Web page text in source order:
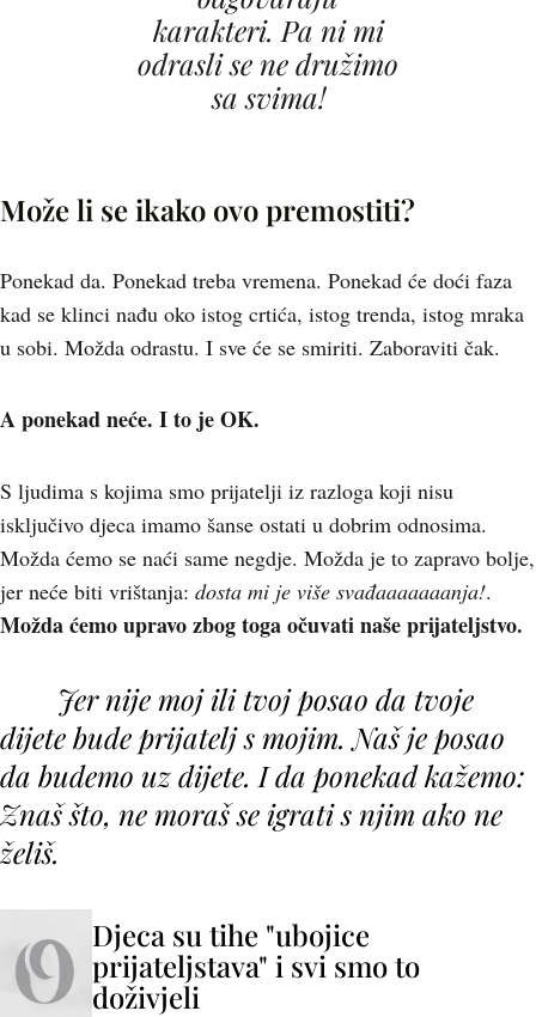
karakteri. Pa ni mi
odrasli se ne družimo
sa svima!
Može li se ikako ovo premostiti?
Ponekad da. Ponekad treba vremena. Ponekad će doći faza
kad se klinci nađu oko istog crtića, istog trenda, istog mraka
u sobi. Možda odrastu. I sve će se smiriti. Zaboraviti čak.
A ponekad neće. I to je OK.
S ljudima s kojima smo prijatelji iz razloga koji nisu
isključivo djeca imamo šanse ostati u dobrim odnosima.
Možda ćemo se naći same negdje. Možda je to zapravo bolje,
jer neće biti vrištanja: dosta mi je više svađaaaaaaanja!.
Možda ćemo upravo zbog toga očuvati naše prijateljstvo.
Jer nije moj ili tvoj posao da tvoje
dijete bude prijatelj s mojim. Naš je posao
da budemo uz dijete. I da ponekad kažemo:
Znaš što, ne moraš se igrati s njim ako ne
želiš.
Djeca su tihe "ubojice
prijateljstava" i svi smo to
doživjeli